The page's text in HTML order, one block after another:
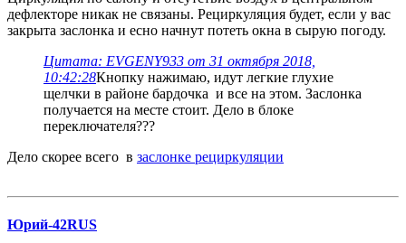
дефлекторе никак не связаны. Рециркуляция будет, если у вас
закрыта заслонка и есно начнут потеть окна в сырую погоду.
Цитата: EVGENY933 от 31 октября 2018,
10:42:28Кнопку нажимаю, идут легкие глухие
щелчки в районе бардочка и все на этом. Заслонка
получается на месте стоит. Дело в блоке
переключателя???
Дело скорее всего в заслонке рециркуляции
Юрий-42RUS